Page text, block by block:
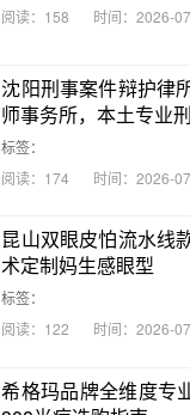
阅读：158
时间：2026-
沈阳刑事案件辩护律
师事务所，本土专业
标签：
阅读：174
时间：2026-
昆山双眼皮怕流水线
术定制妈生感眼型
标签：
阅读：122
时间：2026-
希格玛品牌全维度专